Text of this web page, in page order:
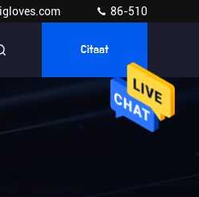
86-510
Citaat